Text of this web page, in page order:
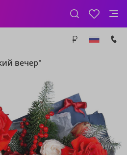
вечер"